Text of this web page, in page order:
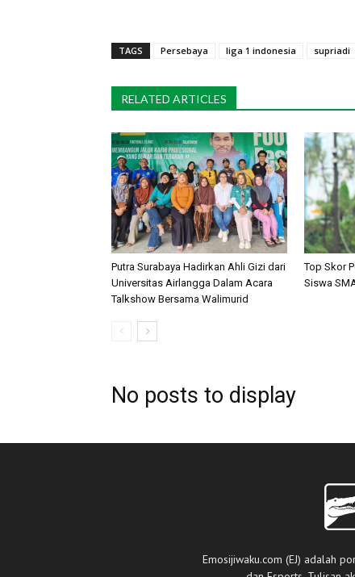
TAGS Persebaya liga 1 indonesia supriadi
RELATED ARTICLES
Putra Surabaya Hadirkan Ahli Gizi dari
Universitas Airlangga Dalam Acara
Talkshow Bersama Walimurid
Top Skor
Siswa
No posts to display
Emosijiwaku.com (EJ) adalah